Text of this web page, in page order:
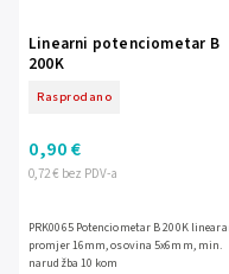
Linearni potenciometar B
200K
Rasprodano
0,72 € bez PDV-a
0,90 €
PRK0065 Potenciometar B 200K
promjer 16mm, osovina 5x6mm, min.
narudžba 10 kom